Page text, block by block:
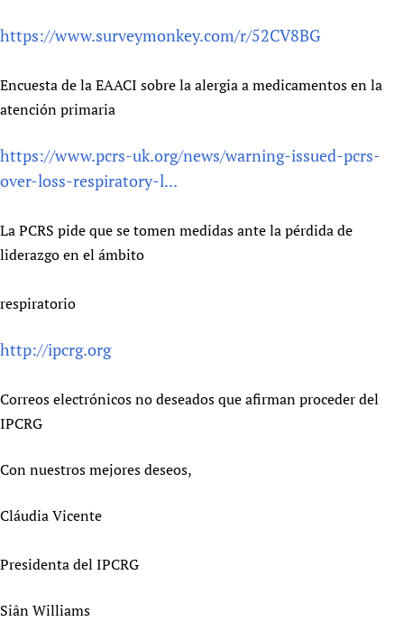
https://www.surveymonkey.com/r/52CV8BG
Encuesta de la EAACI sobre la alergia a medicamentos en la
atención primaria
https://www.pcrs-uk.org/news/warning-issued-pcrs-
over-loss-respiratory-l...
La PCRS pide que se tomen medidas ante la pérdida de
liderazgo en el ámbito
respiratorio
http://ipcrg.org
Correos electrónicos no deseados que afirman proceder del
IPCRG
Con nuestros mejores deseos,
Cláudia Vicente
Presidenta del IPCRG
Siân Williams